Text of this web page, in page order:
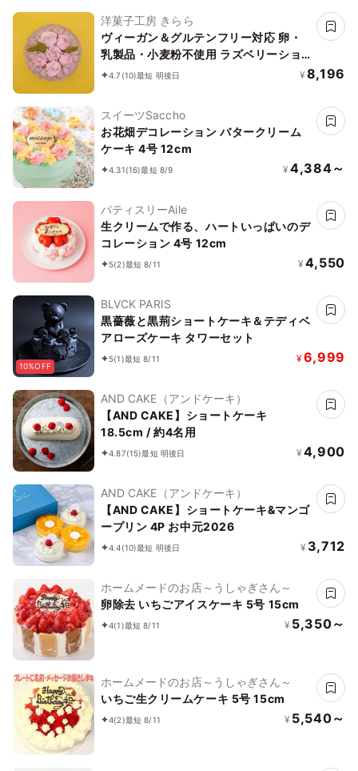
洋菓子工房 きらら
ヴィーガン＆グルテンフリー対応 卵・
乳製品・小麦粉不使用 ラズベリーショ
コラ 5号 15cm《ヴィーガンスイーツ・
4.7 (10)最短 明後日 ¥ 8,196
スイーツSaccho
お花畑デコレーション バタークリーム
ケーキ 4号 12cm
4.31(16)最短 8/9 ¥ 4,384～
パティスリーAile
生クリームで作る、ハートいっぱいのデ
コレーション 4号 12cm
5(2)最短 8/11 ¥ 4,550
10%OFF
BLVCK PARIS
黒薔薇と黒荊ショートケーキ＆テディベ
アローズケーキ タワーセット
5(1)最短 8/11 ¥6,999
AND CAKE（アンドケーキ）
【AND CAKE】ショートケーキ
18.5cm / 約4名用
4.87(15)最短 明後日 ¥ 4,900
AND CAKE（アンドケーキ）
【AND CAKE】ショートケーキ&マンゴ
ープリン 4P お中元2026
4.4(10)最短 明後日 ¥ 3,712
ホームメードのお店～うしゃぎさん～
卵除去 いちごアイスケーキ 5号 15cm
4(1)最短 8/11 ¥ 5,350～
ホームメードのお店～うしゃぎさん～
いちご生クリームケーキ 5号 15cm
4(2)最短 8/11 ¥ 5,540～